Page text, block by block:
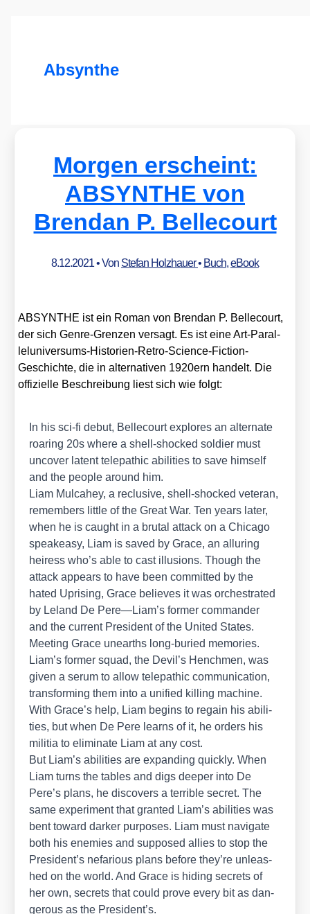
Absynthe
Morgen erscheint:
ABSYNTHE von
Brendan P. Bellecourt
8.12.2021• Von Stefan Holzhauer• Buch,eBook
ABSYNTHE ist ein Roman von Brendan P. Bel­le­court,
der sich Gen­re-Gren­zen ver­sagt. Es ist eine Art-Par­al­
lel­uni­ver­sums-His­to­ri­en-Retro-Sci­ence-Fic­tion-
Geschich­te, die in alter­na­ti­ven 1920ern han­delt. Die
offi­zi­el­le Beschrei­bung liest sich wie folgt:
In his sci-fi debut, Bel­le­court explo­res an alter­na­te
roaring 20s whe­re a shell-sho­cked sol­dier must
unco­ver latent tele­pa­thic abili­ties to save hims­elf
and the peo­p­le around him.
Liam Mul­ca­hey, a reclu­si­ve, shell-sho­cked vete­ran,
remem­bers litt­le of the Gre­at War. Ten years later,
when he is caught in a bru­tal attack on a Chi­ca­go
spea­k­ea­sy, Liam is saved by Grace, an allu­ring
hei­ress who’s able to cast illu­si­ons. Though the
attack appears to have been com­mit­ted by the
hated Upri­sing, Grace belie­ves it was orchestra­ted
by Leland De Pere—Liam’s for­mer com­man­der
and the cur­rent Pre­si­dent of the United Sta­tes.
Mee­ting Grace unearths long-buried memo­ries.
Liam’s for­mer squad, the Devil’s Hench­men, was
given a serum to allow tele­pa­thic com­mu­ni­ca­ti­on,
trans­forming them into a uni­fied kil­ling machi­ne.
With Grace’s help, Liam beg­ins to regain his abili­
ties, but when De Pere lear­ns of it, he orders his
militia to eli­mi­na­te Liam at any cost.
But Liam’s abili­ties are expan­ding quick­ly. When
Liam turns the tables and digs deeper into De
Pere’s plans, he dis­co­vers a ter­ri­ble secret. The
same expe­ri­ment that gran­ted Liam’s abili­ties was
bent toward dar­ker pur­po­ses. Liam must navi­ga­te
both his enemies and sup­po­sed allies to stop the
President’s nefa­rious plans befo­re they’re unleas­
hed on the world. And Grace is hiding secrets of
her own, secrets that could pro­ve every bit as dan­
ge­rous as the President’s.